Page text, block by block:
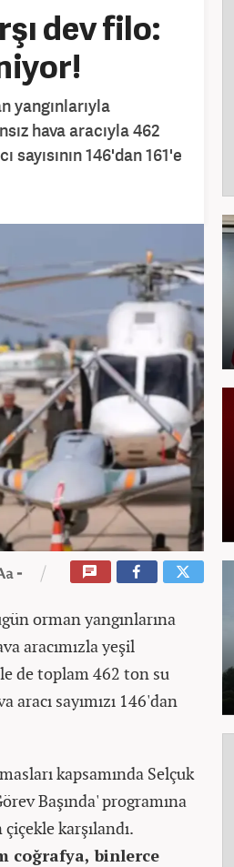
dev filo:
yangınlarıyla
hava aracıyla 462
sayısının 146'dan 161'e
orman yangınlarına
aracımızla yeşil
de toplam 462 ton su
sayımızı 146'dan
kapsamında Selçuk
Başında' programına
karşılandı.
coğrafya, binlerce